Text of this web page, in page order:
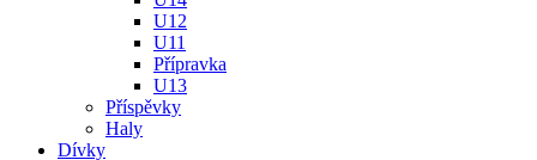
U12
U11
Přípravka
U13
Příspěvky
Haly
Dívky